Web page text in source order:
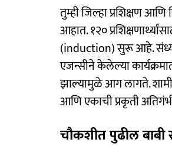
तुम्ही जिल्हा प्रशिक्षण
आहात. १२०
(induction) सुरू आहे.
एजन्सीने केलेल्या
झाल्यामुळे आग लागते.
आणि एकाची प्रकृती
चौकशीत पुढील बाबी